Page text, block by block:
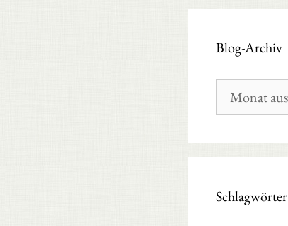
Blog-Archiv
Archiv
Schlagwörter